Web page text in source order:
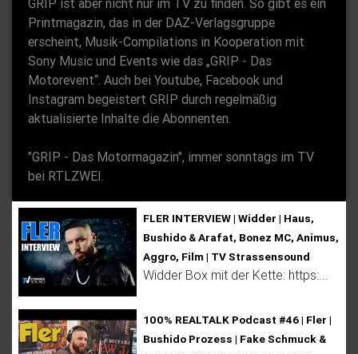
Printmagazin, das in der DAZ-Verlagsgruppe
erscheint, Musik-Compilations in Kooperation mit
Sony Music und Events wie das „GRIP - Das
Motorevent“. Auch bei Youtube, Facebook und
Instagram begeistert GRIP durch regelmäßig
aktualisierte Inhalte die Abonnenten.
"GRIP - Das Motormagazin", immer sonntags im TV
bei RTLZWEI.
FLER INTERVIEW | Widder | Haus,
Bushido & Arafat, Bonez MC, Animus,
Aggro, Film | TV Strassensound
Widder Box mit der Kette: https:...
100% REALTALK Podcast #46 | Fler |
Bushido Prozess | Fake Schmuck &